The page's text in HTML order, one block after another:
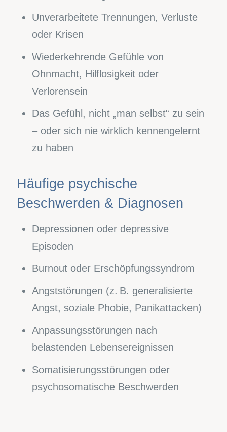
Unverarbeitete Trennungen, Verluste
oder Krisen
Wiederkehrende Gefühle von
Ohnmacht, Hilflosigkeit oder
Verlorensein
Das Gefühl, nicht „man selbst“ zu sein
– oder sich nie wirklich kennengelernt
zu haben
Häufige psychische
Beschwerden & Diagnosen
Depressionen oder depressive
Episoden
Burnout oder Erschöpfungssyndrom
Angststörungen (z. B. generalisierte
Angst, soziale Phobie, Panikattacken)
Anpassungsstörungen nach
belastenden Lebensereignissen
Somatisierungsstörungen oder
psychosomatische Beschwerden